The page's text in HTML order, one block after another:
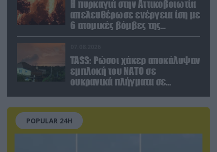
Η πυρκαγιά στην Αττικοβοιωτία
απελευθέρωσε ενέργεια ίση με
6 ατομικές βόμβες της
Χιροσίμα!
TASS: Ρώσοι χάκερ αποκάλυψαν
εμπλοκή του ΝΑΤΟ σε
ουκρανικά πλήγματα σε
POPULAR 24H